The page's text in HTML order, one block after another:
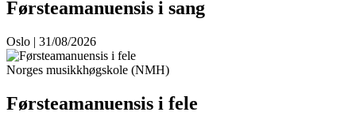
Førsteamanuensis i sang
Oslo | 31/08/2026
Norges musikkhøgskole (NMH)
Førsteamanuensis i fele